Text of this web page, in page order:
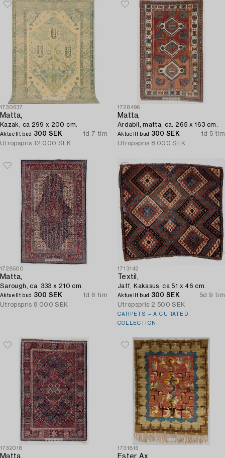
1730637
Matta,
Kazak, ca 299 x 200 cm.
Aktuellt bud 300 SEK
1d 7 tim
Utropspris 12 000 SEK
1728496
Matta,
Ardabil, matta, ca. 265 x 163 cm.
Aktuellt bud 300 SEK
1d 5 tim
Utropspris 8 000 SEK
1728500
Matta,
Sarough, ca. 333 x 210 cm.
Aktuellt bud 300 SEK
1d 6 tim
Utropspris 8 000 SEK
1713142
Textil,
Jaff, Kakasus, ca 51 x 46 cm.
Aktuellt bud 300 SEK
5d 9 tim
Utropspris 2 500 SEK
CARPETS – A CURATED
COLLECTION
1732018
Matta,
1731816
Ester Ax